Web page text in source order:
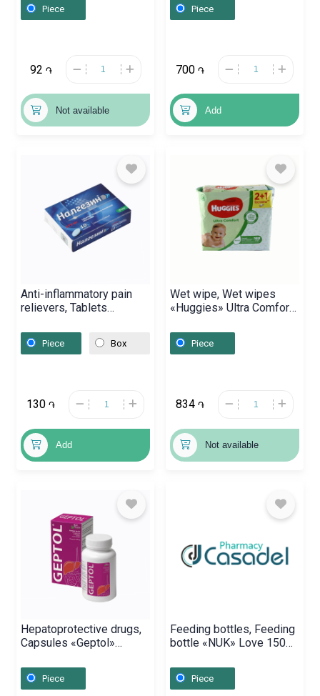
Piece
92 ֏
Not available
Piece
700 ֏
Add
Anti-inflammatory pain
relievers, Tablets
Սլովենիա
Piece Box
130 ֏
Add
Wet wipe, Wet wipes
«Huggies» Ultra Comfort,
Piece
834 ֏
Not available
Hepatoprotective drugs,
Capsules «Geptol»
Piece
Feeding bottles, Feeding
bottle «NUK» Love 150
Piece